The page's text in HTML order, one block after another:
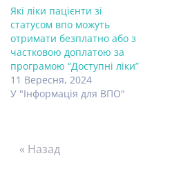
Які ліки пацієнти зі
статусом впо можуть
отримати безплатно або з
частковою доплатою за
програмою “Доступні ліки”
11 Вересня, 2024
У "Інформація для ВПО"
« Назад